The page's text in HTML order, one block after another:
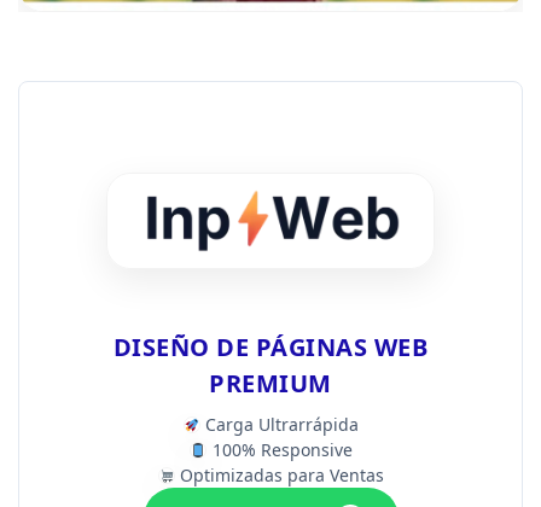
DISEÑO DE PÁGINAS WEB
PREMIUM
Carga Ultrarrápida
100% Responsive
Optimizadas para Ventas